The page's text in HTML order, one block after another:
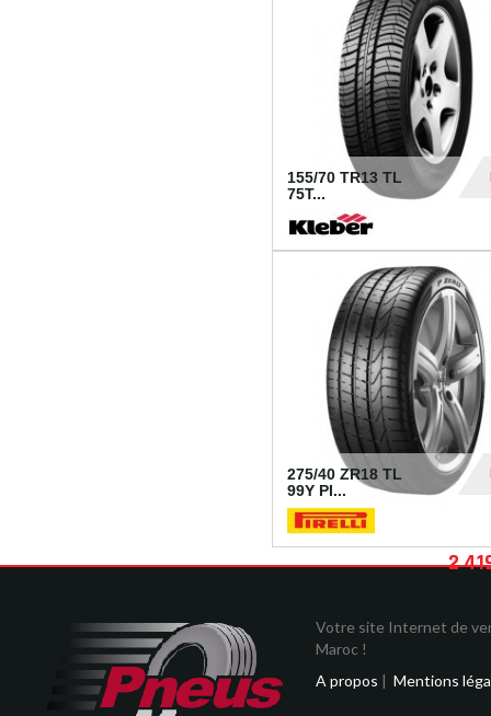
155/70 TR13 TL
75T...
275/40 ZR18 TL
99Y PI...
2
Votre site Internet de
Maroc !
A propos | Mentions